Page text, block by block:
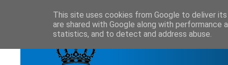
This site uses cookies from Google to deliver
are shared with Google along with
statistics, and to detect and address abuse.